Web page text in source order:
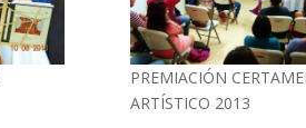
PREMIACIÓN
ARTÍSTICO 2013